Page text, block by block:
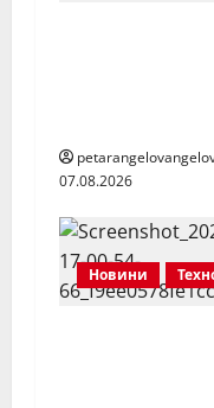
07.08.2026
Новини